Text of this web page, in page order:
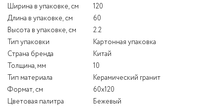
Ширина в упаковке, см
120
Длина в упаковке, см
60
Высота в упаковке, см
2.2
Тип упаковки
Картонная упаковка
Страна бренда
Китай
Толщина, мм
10
Тип материала
Керамический гранит
Формат, см
60x120
Цветовая палитра
Бежевый